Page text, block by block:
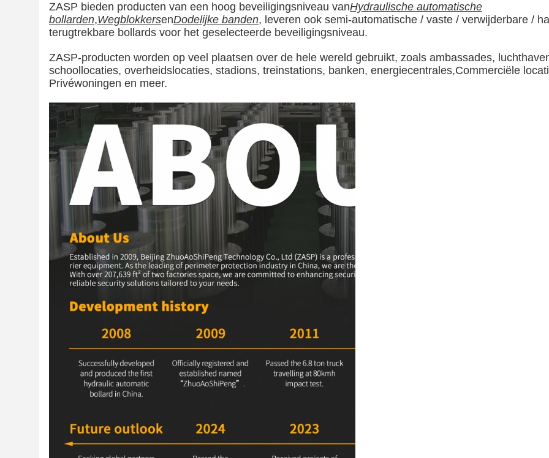
ZASP bieden producten van een hoog beveiligingsniveau vanHydraulische automatische
bollarden,WegblokkersenDodelijke banden, leveren ook semi-automatische / vaste / verwijderbare /
terugtrekbare bollards voor het geselecteerde beveiligingsniveau.
ZASP-producten worden op veel plaatsen over de hele wereld gebruikt, zoals ambassades,
schoollocaties, overheidslocaties, stadions, treinstations, banken, energiecentrales,Commerciële
Privéwoningen en meer.